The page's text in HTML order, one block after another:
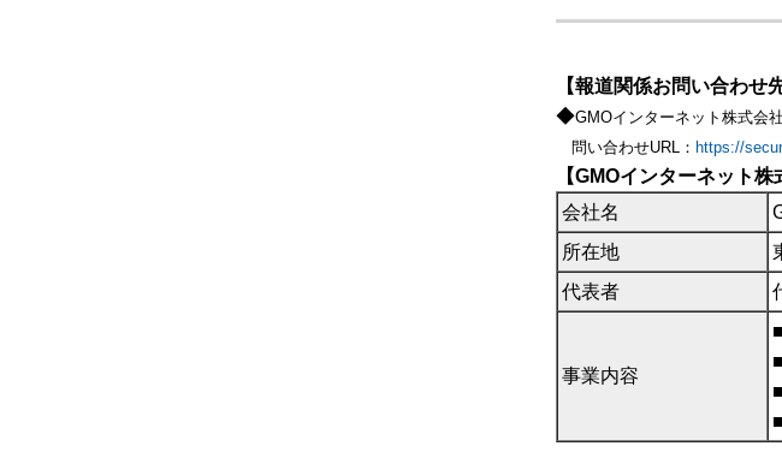
【報道関係お問い合わせ先
◆GMOインターネット株式会
問い合わせURL： https://
【GMOインターネット株
会社名
所在地
代表者
事業内容